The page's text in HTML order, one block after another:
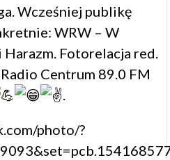
Wcześniej publikę
WRW –W
Harazm. Fotorelacja red.
Radio Centrum 89.0 FM
.
photo/?